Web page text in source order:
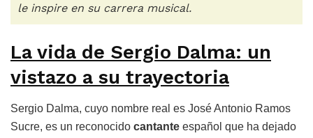
le inspire en su carrera musical.
La vida de Sergio Dalma: un
vistazo a su trayectoria
Sergio Dalma, cuyo nombre real es José Antonio Ramos
Sucre, es un reconocido cantante español que ha dejado